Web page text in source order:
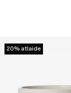
20% atlaide